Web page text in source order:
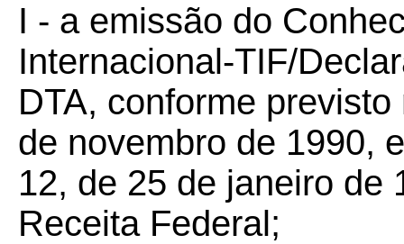
I - a emissão do
Internacional-TIF/
DTA, conforme
de novembro de 1990,
12, de 25 de janeiro de
Receita Federal;